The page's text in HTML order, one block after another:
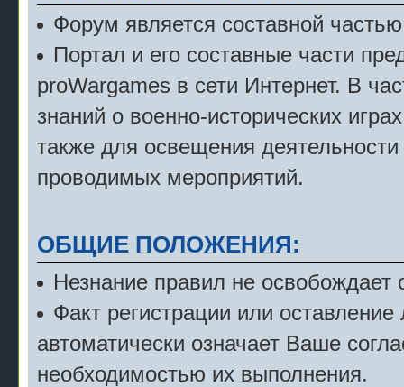
Форум является составной
Портал и его составные части
proWargames в сети Интернет. В
знаний о военно-исторических
также для освещения
проводимых мероприятий.
ОБЩИЕ ПОЛОЖЕНИЯ:
Незнание правил не освобождает
Факт регистрации или
автоматически означает Ваше
необходимостью их выполнения.